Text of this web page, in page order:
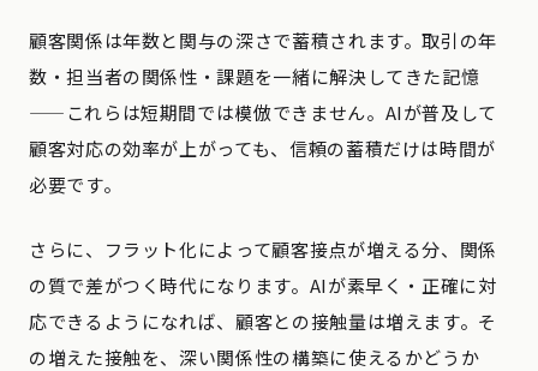
顧客関係は年数と関与の深さで蓄積されます。取引の年
数・担当者の関係性・課題を一緒に解決してきた記憶
——これらは短期間では模倣できません。AIが普及して
顧客対応の効率が上がっても、信頼の蓄積だけは時間が
必要です。
さらに、フラット化によって顧客接点が増える分、関係
の質で差がつく時代になります。AIが素早く・正確に対
応できるようになれば、顧客との接触量は増えます。そ
の増えた接触を、深い関係性の構築に使えるかどうか